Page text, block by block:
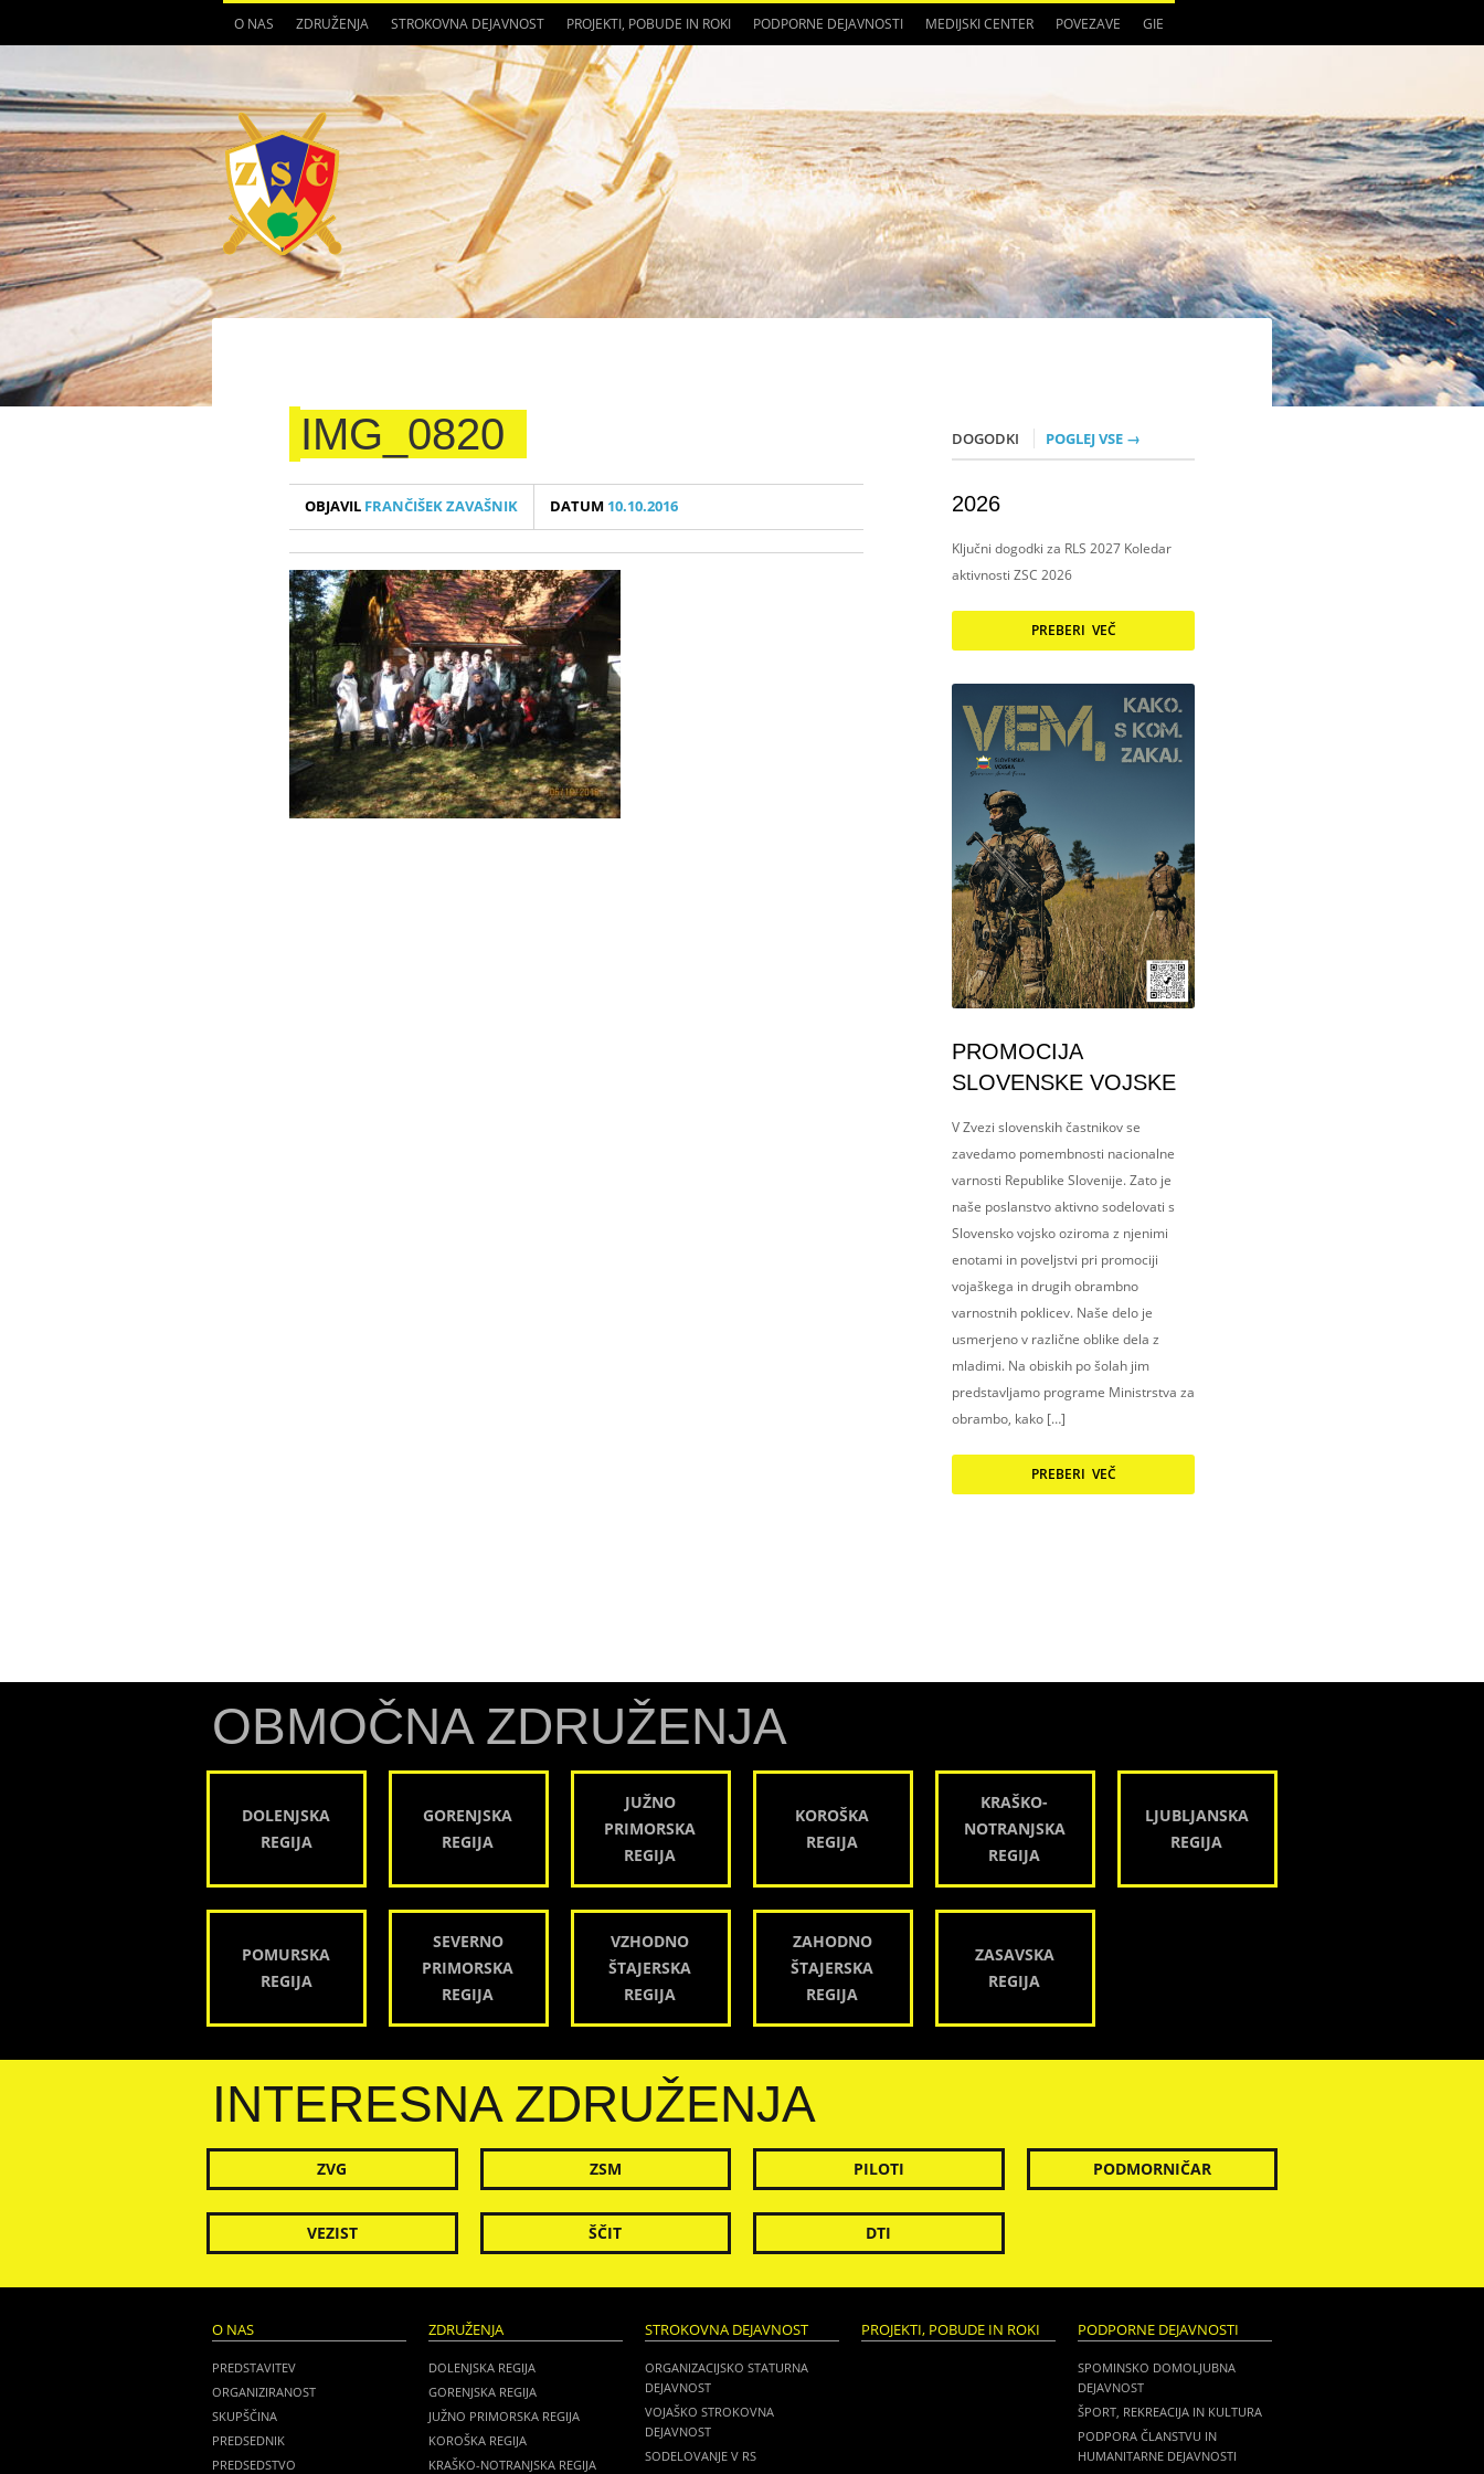
O NAS ZDRUŽENJA STROKOVNA DEJAVNOST PROJEKTI, POBUDE IN ROKI PODPORNE DEJAVNOSTI MEDIJSKI CENTER POVEZAVE GIE
IMG_0820
OBJAVIL FRANČIŠEK ZAVAŠNIK DATUM 10.10.2016
DOGODKI POGLEJ VSE →
2026
Ključni dogodki za RLS 2027 Koledar
aktivnosti ZSC 2026
PREBERI VEČ
PROMOCIJA
SLOVENSKE VOJSKE
V Zvezi slovenskih častnikov se
zavedamo pomembnosti nacionalne
varnosti Republike Slovenije. Zato je
naše poslanstvo aktivno sodelovati s
Slovensko vojsko oziroma z njenimi
enotami in poveljstvi pri promociji
vojaškega in drugih obrambno
varnostnih poklicev. Naše delo je
usmerjeno v različne oblike dela z
mladimi. Na obiskih po šolah jim
predstavljamo programe Ministrstva za
obrambo, kako […]
PREBERI VEČ
OBMOČNA ZDRUŽENJA
DOLENJSKA
REGIJA
GORENJSKA
REGIJA
JUŽNO
PRIMORSKA
REGIJA
KOROŠKA
REGIJA
KRAŠKO-
NOTRANJSKA
REGIJA
LJUBLJANSKA
REGIJA
POMURSKA
REGIJA
SEVERNO
PRIMORSKA
REGIJA
VZHODNO
ŠTAJERSKA
REGIJA
ZAHODNO
ŠTAJERSKA
REGIJA
ZASAVSKA
REGIJA
INTERESNA ZDRUŽENJA
ZVG ZSM PILOTI PODMORNIČAR
VEZIST ŠČIT DTI
O NAS
PREDSTAVITEV
ORGANIZIRANOST
SKUPŠČINA
PREDSEDNIK
PREDSEDSTVO
ZDRUŽENJA
DOLENJSKA REGIJA
GORENJSKA REGIJA
JUŽNO PRIMORSKA REGIJA
KOROŠKA REGIJA
KRAŠKO-NOTRANJSKA REGIJA
STROKOVNA DEJAVNOST
ORGANIZACIJSKO STATURNA
DEJAVNOST
VOJAŠKO STROKOVNA
DEJAVNOST
SODELOVANJE V RS
PROJEKTI, POBUDE IN ROKI PODPORNE DEJAVNOSTI
SPOMINSKO DOMOLJUBNA
DEJAVNOST
ŠPORT, REKREACIJA IN KULTURA
PODPORA ČLANSTVU IN
HUMANITARNE DEJAVNOSTI